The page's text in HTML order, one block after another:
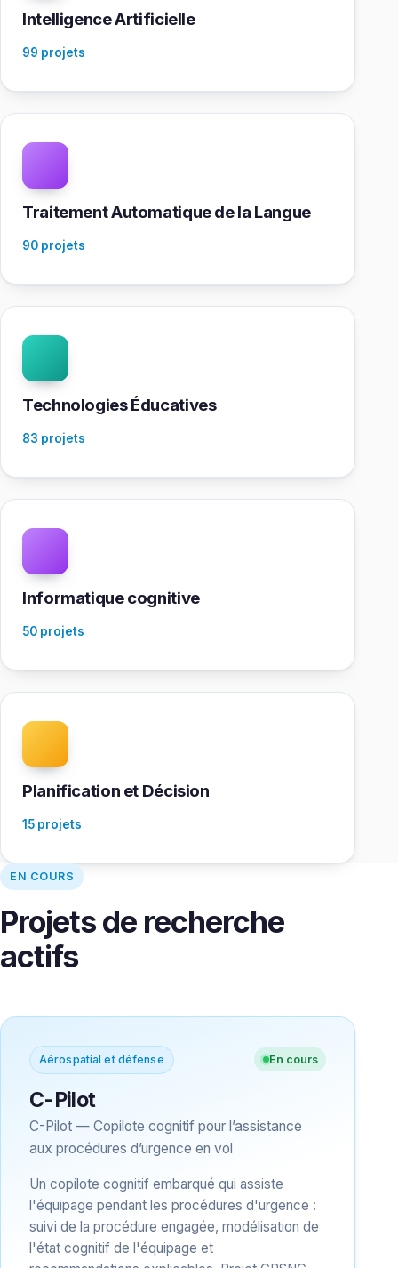
Intelligence Artificielle
99 projets
Traitement Automatique de la Langue
90 projets
Technologies Éducatives
83 projets
Informatique cognitive
50 projets
Planification et Décision
15 projets
EN COURS
Projets de recherche
actifs
Aérospatial et défense En cours
C-Pilot
C-Pilot — Copilote cognitif pour l’assistance
aux procédures d’urgence en vol
Un copilote cognitif embarqué qui assiste
l'équipage pendant les procédures d'urgence :
suivi de la procédure engagée, modélisation de
l'état cognitif de l'équipage et